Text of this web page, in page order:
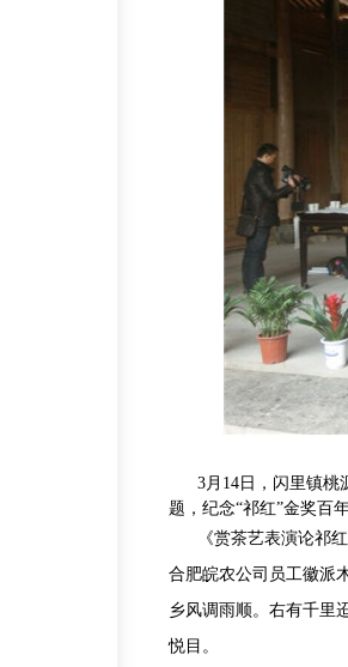
3月14日，闪里镇桃
题，纪念“祁红”金奖百
《赏茶艺表演论祁
合肥皖农公司员工徽派
乡风调雨顺。右有千里
悦目。